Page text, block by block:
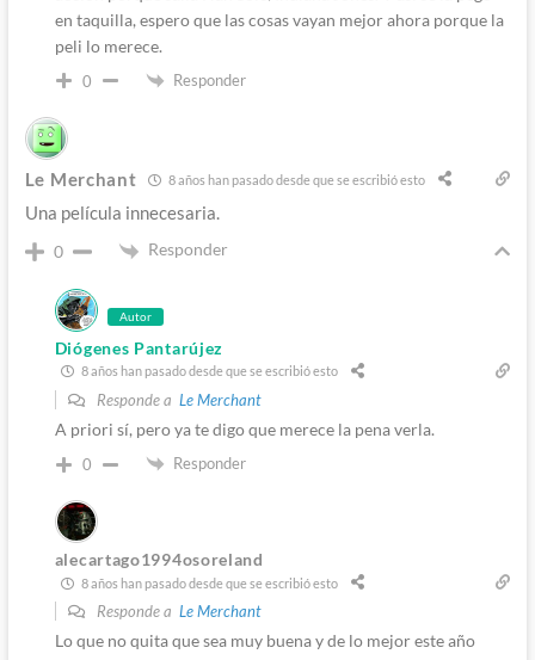
en taquilla, espero que las cosas vayan mejor ahora porque la
peli lo merece.
0 Responder
Le Merchant 8 años han pasado desde que se escribió esto
Una película innecesaria.
0 Responder
Autor
Diógenes Pantarújez
8 años han pasado desde que se escribió esto
Responde a Le Merchant
A priori sí, pero ya te digo que merece la pena verla.
0 Responder
alecartago1994osoreland
8 años han pasado desde que se escribió esto
Responde a Le Merchant
Lo que no quita que sea muy buena y de lo mejor este año